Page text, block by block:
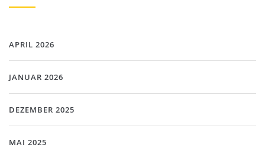
APRIL 2026
JANUAR 2026
DEZEMBER 2025
MAI 2025